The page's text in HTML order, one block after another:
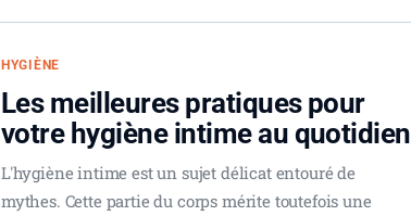
HYGIÈNE
Les meilleures pratiques pour
votre hygiène intime au quotidien
L'hygiène intime est un sujet délicat entouré de
mythes. Cette partie du corps mérite toutefois une